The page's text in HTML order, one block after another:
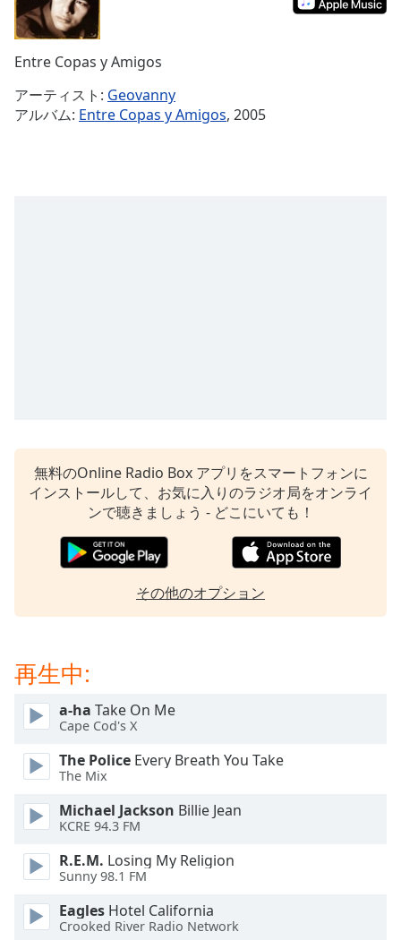
Duration-:-
Loaded:
Stream
TypeLIVE
Seek to
live,
off,
selected
subtitles
settings ,
settings
subtitles
off,
selected
Picture-
Picture
Fullscreen
This
modal
window.
Entre Copas y Amigos
アーティスト: Geovanny
アルバム: Entre Copas y Amigos, 2005
無料のOnline Radio Box アプリをスマートフォンに
インストールして、お気に入りのラジオ局をオンライ
ンで聴きましょう - どこにいても！
その他のオプション
再生中:
a-ha Take On Me
Cape Cod's X
The Police Every Breath You Take
The Mix
Michael Jackson Billie Jean
KCRE 94.3 FM
R.E.M. Losing My Religion
Sunny 98.1 FM
Eagles Hotel California
Crooked River Radio Network